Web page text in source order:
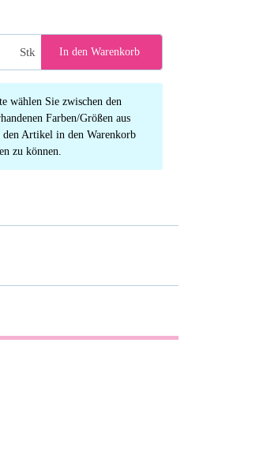
Stk In den Warenkorb
wählen Sie zwischen den
Farben/Größen aus
den Artikel in den Warenkorb
zu können.